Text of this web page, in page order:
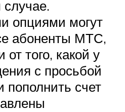
опциями могут
абоненты МТС,
того, какой у
с просьбой
пополнить счет